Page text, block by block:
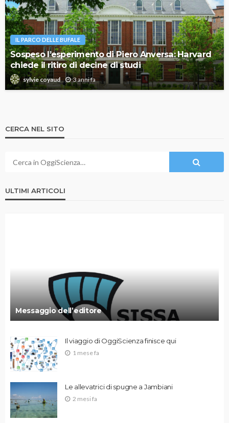
IL PARCO DELLE BUFALE
Sospeso l’esperimento di Piero Anversa: Harvard
chiede il ritiro di decine di studi
sylvie coyaud 3 anni fa
CERCA NEL SITO
ULTIMI ARTICOLI
Messaggio dell’editore
Il viaggio di OggiScienza finisce qui
1 mese fa
Le allevatrici di spugne a Jambiani
2 mesi fa